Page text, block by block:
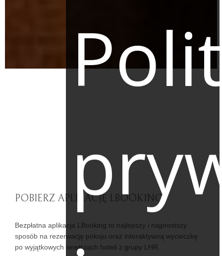
POBIERZ APLIKACJĘ LBOOKING
Bezpłatna aplikacja LBooking to najlepszy i najprostszy
sposób na rezerwację pokoju oraz interaktywną wycieczkę
po wyjątkowych wnętrzach hoteli z grupy LHR.